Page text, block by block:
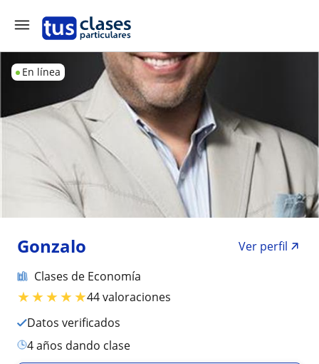
En línea
Gonzalo
Ver perfil
Clases de Economía
★★★★★44 valoraciones
Datos verificados
4 años dando clase